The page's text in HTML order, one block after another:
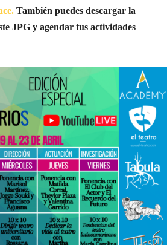
También puedes descargar la
JPG y agendar tus actividades